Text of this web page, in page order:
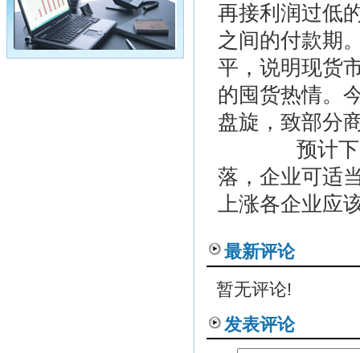
再接利润过低
之间的付款期
平，说明现货
的囤货热情。
盘旋，致部分
预计下周三
落，企业可适
上涨各企业应
最新评论
暂无评论!
发表评论